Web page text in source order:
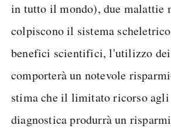
in tutto il mondo), due malattie
colpiscono il sistema
benefici scientifici, l'utilizzo
comporterà un notevole
stima che il limitato ricorso agli
diagnostica produrrà un